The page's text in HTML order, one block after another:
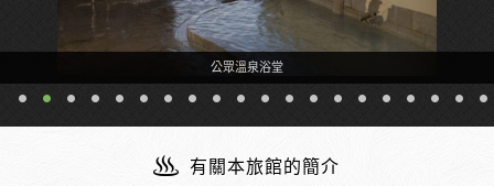
公眾溫泉浴堂
有關本旅館的簡介